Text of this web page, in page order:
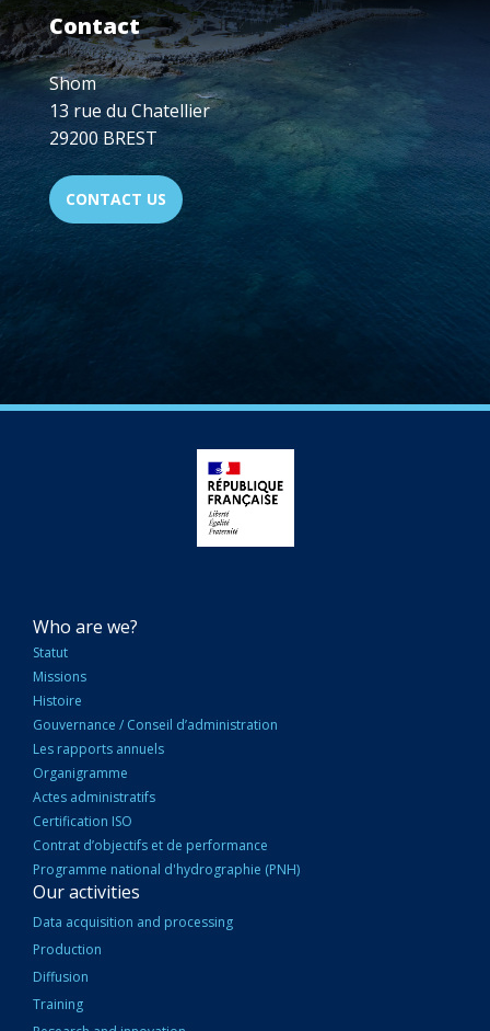
Contact
Shom
13 rue du Chatellier
29200 BREST
CONTACT US
NAVIGATION
PRINCIPALE
Who are we?
Statut
Missions
Histoire
Gouvernance / Conseil d’administration
Les rapports annuels
Organigramme
Actes administratifs
Certification ISO
Contrat d’objectifs et de performance
Programme national d'hydrographie (PNH)
Our activities
Data acquisition and processing
Production
Diffusion
Training